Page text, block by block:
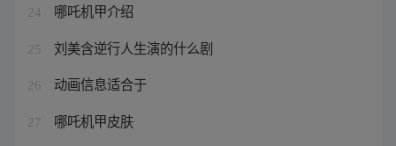
24 哪吒机甲介绍
25 刘美含逆行人生演的什么剧
26 动画信息适合于
27 哪吒机甲皮肤